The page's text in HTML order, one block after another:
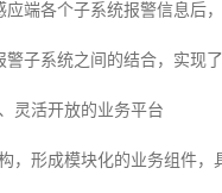
应端各个子系统报警信息后
子系统之间的结合，实现
灵活开放的业务平台
，形成模块化的业务组件